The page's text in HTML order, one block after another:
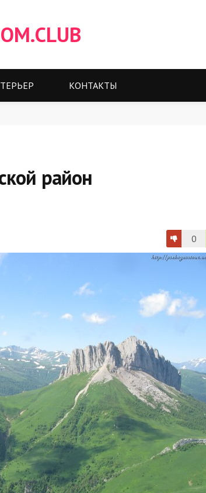
КОНТАКТЫ
район
0